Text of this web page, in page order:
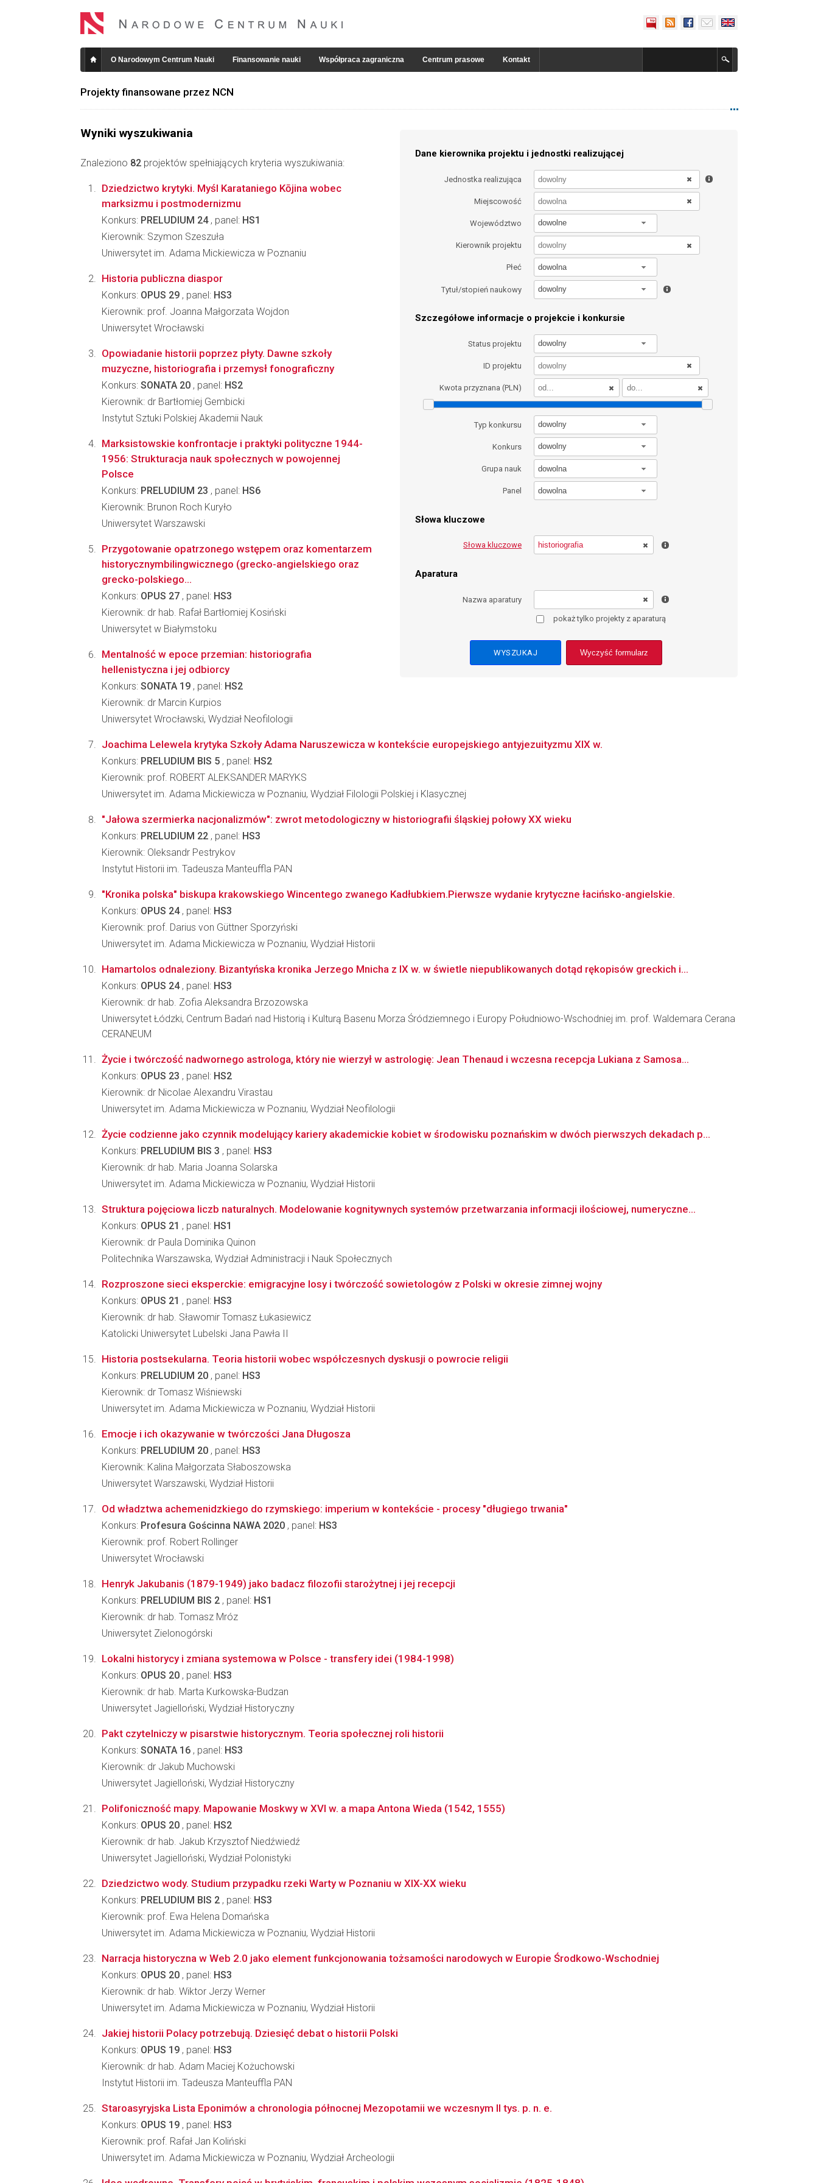
O Narodowym Centrum Nauki Finansowanie nauki Współpraca zagraniczna Centrum prasowe Kontakt
Projekty finansowane przez NCN
Wyniki wyszukiwania
Znaleziono 82 projektów spełniających kryteria wyszukiwania:
Dane kierownika projektu i jednostki realizującej
Jednostka realizująca
Miejscowość
Województwo dowolne
Kierownik projektu
Płeć dowolna
Tytuł/stopień naukowy dowolny
Szczegółowe informacje o projekcie i konkursie
Status projektu dowolny
ID projektu
Kwota przyznana (PLN)
Typ konkursu dowolny
Konkurs dowolny
Grupa nauk dowolna
Panel dowolna
Słowa kluczowe
Słowa kluczowe
Aparatura
Nazwa aparatury
pokaż tylko projekty z aparaturą
Wyczyść formularz
Dziedzictwo krytyki. Myśl Karataniego Kōjina wobec
marksizmu i postmodernizmu
Konkurs: PRELUDIUM 24, panel: HS1
Kierownik: Szymon Szeszuła
Uniwersytet im. Adama Mickiewicza w Poznaniu
Historia publiczna diaspor
Konkurs: OPUS 29 , panel: HS3
Kierownik: prof. Joanna Małgorzata Wojdon
Uniwersytet Wrocławski
Opowiadanie historii poprzez płyty. Dawne szkoły
muzyczne, historiografia i przemysł fonograficzny
Konkurs: SONATA 20 , panel: HS2
Kierownik: dr Bartłomiej Gembicki
Instytut Sztuki Polskiej Akademii Nauk
Marksistowskie konfrontacje i praktyki polityczne 1944-
1956: Strukturacja nauk społecznych w powojennej
Polsce
Konkurs: PRELUDIUM 23 , panel: HS6
Kierownik: Brunon Roch Kuryło
Uniwersytet Warszawski
Przygotowanie opatrzonego wstępem oraz komentarzem
historycznymbilingwicznego (grecko-angielskiego oraz
grecko-polskiego...
Konkurs: OPUS 27 , panel: HS3
Kierownik: dr hab. Rafał Bartłomiej Kosiński
Uniwersytet w Białymstoku
Mentalność w epoce przemian: historiografia
hellenistyczna i jej odbiorcy
Konkurs: SONATA 19 , panel: HS2
Kierownik: dr Marcin Kurpios
Uniwersytet Wrocławski, Wydział Neofilologii
Joachima Lelewela krytyka Szkoły Adama Naruszewicza w kontekście europejskiego antyjezuityzmu XIX w.
Konkurs: PRELUDIUM BIS 5 , panel: HS2
Kierownik: prof. ROBERT ALEKSANDER MARYKS
Uniwersytet im. Adama Mickiewicza w Poznaniu, Wydział Filologii Polskiej i Klasycznej
"Jałowa szermierka nacjonalizmów": zwrot metodologiczny w historiografii śląskiej połowy XX wieku
Konkurs: PRELUDIUM 22 , panel: HS3
Kierownik: Oleksandr Pestrykov
Instytut Historii im. Tadeusza Manteuffla PAN
"Kronika polska" biskupa krakowskiego Wincentego zwanego Kadłubkiem.Pierwsze wydanie krytyczne łacińsko-angielskie.
Konkurs: OPUS 24, panel: HS3
Kierownik: prof. Darius von Güttner Sporzyński
Uniwersytet im. Adama Mickiewicza w Poznaniu, Wydział Historii
Hamartolos odnaleziony. Bizantyńska kronika Jerzego Mnicha z IX w. w świetle niepublikowanych dotąd rękopisów greckich i...
Konkurs: OPUS 24, panel: HS3
Kierownik: dr hab. Zofia Aleksandra Brzozowska
Uniwersytet Łódzki, Centrum Badań nad Historią i Kulturą Basenu Morza Śródziemnego i Europy Południowo-Wschodniej im. prof. Waldemara Cerana
CERANEUM
Życie i twórczość nadwornego astrologa, który nie wierzył w astrologię: Jean Thenaud i wczesna recepcja Lukiana z Samosa...
Konkurs: OPUS 23 , panel: HS2
Kierownik: dr Nicolae Alexandru Virastau
Uniwersytet im. Adama Mickiewicza w Poznaniu, Wydział Neofilologii
Życie codzienne jako czynnik modelujący kariery akademickie kobiet w środowisku poznańskim w dwóch pierwszych dekadach p...
Konkurs: PRELUDIUM BIS 3 , panel: HS3
Kierownik: dr hab. Maria Joanna Solarska
Uniwersytet im. Adama Mickiewicza w Poznaniu, Wydział Historii
Struktura pojęciowa liczb naturalnych. Modelowanie kognitywnych systemów przetwarzania informacji ilościowej, numeryczne...
Konkurs: OPUS 21 , panel: HS1
Kierownik: dr Paula Dominika Quinon
Politechnika Warszawska, Wydział Administracji i Nauk Społecznych
Rozproszone sieci eksperckie: emigracyjne losy i twórczość sowietologów z Polski w okresie zimnej wojny
Konkurs: OPUS 21 , panel: HS3
Kierownik: dr hab. Sławomir Tomasz Łukasiewicz
Katolicki Uniwersytet Lubelski Jana Pawła II
Historia postsekularna. Teoria historii wobec współczesnych dyskusji o powrocie religii
Konkurs: PRELUDIUM 20 , panel: HS3
Kierownik: dr Tomasz Wiśniewski
Uniwersytet im. Adama Mickiewicza w Poznaniu, Wydział Historii
Emocje i ich okazywanie w twórczości Jana Długosza
Konkurs: PRELUDIUM 20 , panel: HS3
Kierownik: Kalina Małgorzata Słaboszowska
Uniwersytet Warszawski, Wydział Historii
Od władztwa achemenidzkiego do rzymskiego: imperium w kontekście - procesy "długiego trwania"
Konkurs: Profesura Gościnna NAWA 2020 , panel: HS3
Kierownik: prof. Robert Rollinger
Uniwersytet Wrocławski
Henryk Jakubanis (1879-1949) jako badacz filozofii starożytnej i jej recepcji
Konkurs: PRELUDIUM BIS 2 , panel: HS1
Kierownik: dr hab. Tomasz Mróz
Uniwersytet Zielonogórski
Lokalni historycy i zmiana systemowa w Polsce - transfery idei (1984-1998)
Konkurs: OPUS 20 , panel: HS3
Kierownik: dr hab. Marta Kurkowska-Budzan
Uniwersytet Jagielloński, Wydział Historyczny
Pakt czytelniczy w pisarstwie historycznym. Teoria społecznej roli historii
Konkurs: SONATA 16 , panel: HS3
Kierownik: dr Jakub Muchowski
Uniwersytet Jagielloński, Wydział Historyczny
Polifoniczność mapy. Mapowanie Moskwy w XVI w. a mapa Antona Wieda (1542, 1555)
Konkurs: OPUS 20 , panel: HS2
Kierownik: dr hab. Jakub Krzysztof Niedźwiedź
Uniwersytet Jagielloński, Wydział Polonistyki
Dziedzictwo wody. Studium przypadku rzeki Warty w Poznaniu w XIX-XX wieku
Konkurs: PRELUDIUM BIS 2 , panel: HS3
Kierownik: prof. Ewa Helena Domańska
Uniwersytet im. Adama Mickiewicza w Poznaniu, Wydział Historii
Narracja historyczna w Web 2.0 jako element funkcjonowania tożsamości narodowych w Europie Środkowo-Wschodniej
Konkurs: OPUS 20 , panel: HS3
Kierownik: dr hab. Wiktor Jerzy Werner
Uniwersytet im. Adama Mickiewicza w Poznaniu, Wydział Historii
Jakiej historii Polacy potrzebują. Dziesięć debat o historii Polski
Konkurs: OPUS 19 , panel: HS3
Kierownik: dr hab. Adam Maciej Kożuchowski
Instytut Historii im. Tadeusza Manteuffla PAN
Staroasyryjska Lista Eponimów a chronologia północnej Mezopotamii we wczesnym II tys. p. n. e.
Konkurs: OPUS 19 , panel: HS3
Kierownik: prof. Rafał Jan Koliński
Uniwersytet im. Adama Mickiewicza w Poznaniu, Wydział Archeologii